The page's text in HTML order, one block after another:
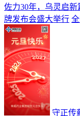
佐力30年，乌灵启
牌发布会盛大举行
守正传